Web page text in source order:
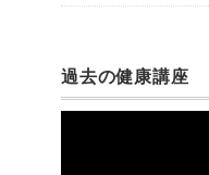
過去の健康講座